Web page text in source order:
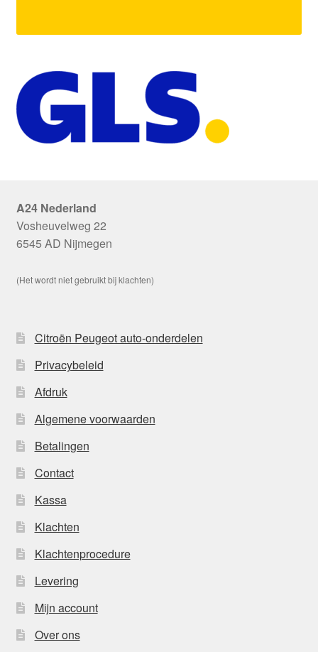
A24 Nederland
Vosheuvelweg 22
6545 AD Nijmegen
(Het wordt niet gebruikt bij klachten)
Citroën Peugeot auto-onderdelen
Privacybeleid
Afdruk
Algemene voorwaarden
Betalingen
Contact
Kassa
Klachten
Klachtenprocedure
Levering
Mijn account
Over ons